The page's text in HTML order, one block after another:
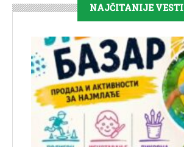
NAJČITANIJE VESTI